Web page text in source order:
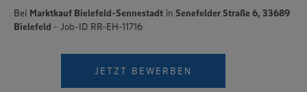
Bei Marktkauf Bielefeld-Sennestadt in Senefelder Straße 6, 33689
Bielefeld - Job-ID RR-EH-11716
JETZT BEWERBEN